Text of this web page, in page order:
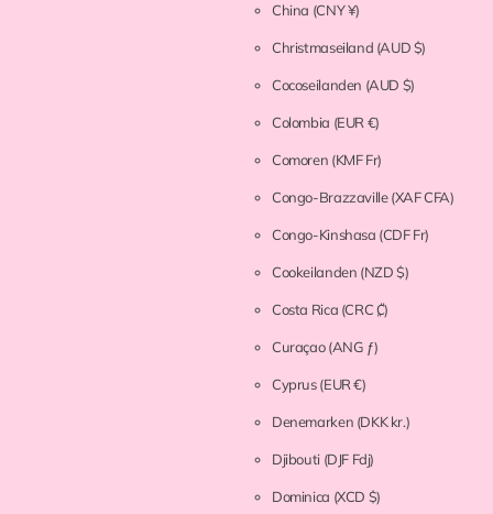
China (CNY ¥)
Christmaseiland (AUD $)
Cocoseilanden (AUD $)
Colombia (EUR €)
Comoren (KMF Fr)
Congo-Brazzaville(XAF CFA)
Congo-Kinshasa (CDF Fr)
Cookeilanden (NZD $)
Costa Rica (CRC ₡)
Curaçao(ANG ƒ)
Cyprus(EUR €)
Denemarken (DKK kr.)
Djibouti (DJF Fdj)
Dominica (XCD $)